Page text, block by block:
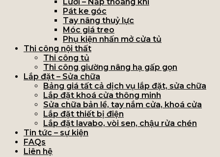
Pát ke góc
Tay nâng thuỷ lực
Móc giá treo
Phụ kiện nhấn mở cửa tủ
Thi công nội thất
Thi công tủ
Thi công giường nâng hạ gấp gọn
Lắp đặt – Sửa chữa
Bảng giá tất cả dịch vụ lắp đặt, sửa chữa
Lắp đặt khoá cửa thông minh
Sửa chữa bản lề, tay nắm cửa, khoá cửa
Lắp đặt thiết bị điện
Lắp đặt lavabo, vòi sen, chậu rửa chén
Tin tức – sự kiện
FAQs
Liên hệ